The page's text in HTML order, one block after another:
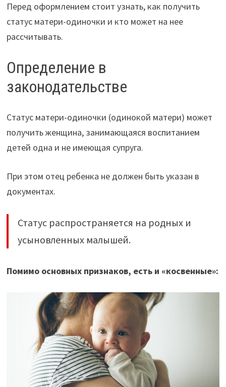
Перед оформлением стоит узнать, как получить
статус матери-одиночки и кто может на нее
рассчитывать.
Определение в
законодательстве
Статус матери-одиночки (одинокой матери) может
получить женщина, занимающаяся воспитанием
детей одна и не имеющая супруга.
При этом отец ребенка не должен быть указан в
документах.
Статус распространяется на родных и
усыновленных малышей.
Помимо основных признаков, есть и «косвенные»: